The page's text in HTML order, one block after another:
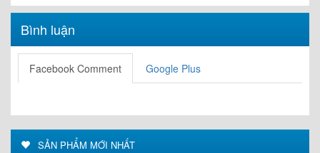
Bình luận
Facebook Comment Google Plus
SẢN PHẨM MỚI NHẤT